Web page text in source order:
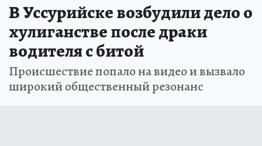
В Уссурийске возбудили дело о
хулиганстве после драки
водителя с битой
Происшествие попало на видео и вызвало
широкий общественный резонанс